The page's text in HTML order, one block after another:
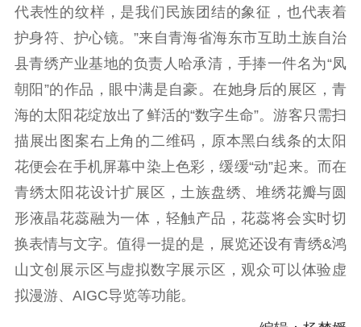
电影创作 电影市场
机关党建
党建要闻 学习在线
文化人才
紫金人才 职称评审
数据资源
公共服务
新时代公民素养
提升资源库
新闻出版
政务服务
作品著作权
文艺创作
代表性的纹样，是我们民族团结的象征，也代表着
护身符、护心镜。”来自青海省海东市互助土族自治
县青绣产业基地的负责人哈承清，手捧一件名为“凤
朝阳”的作品，眼中满是自豪。在她身后的展区，青
海的太阳花绽放出了鲜活的“数字生命”。游客只需扫
描展出图案右上角的二维码，原本黑白线条的太阳
花便会在手机屏幕中染上色彩，缓缓“动”起来。而在
青绣太阳花设计扩展区，土族盘绣、堆绣花瓣与圆
形液晶花蕊融为一体，轻触产品，花蕊将会实时切
换表情与文字。值得一提的是，展览还设有青绣&鸿
山文创展示区与虚拟数字展示区，观众可以体验虚
拟漫游、AIGC导览等功能。